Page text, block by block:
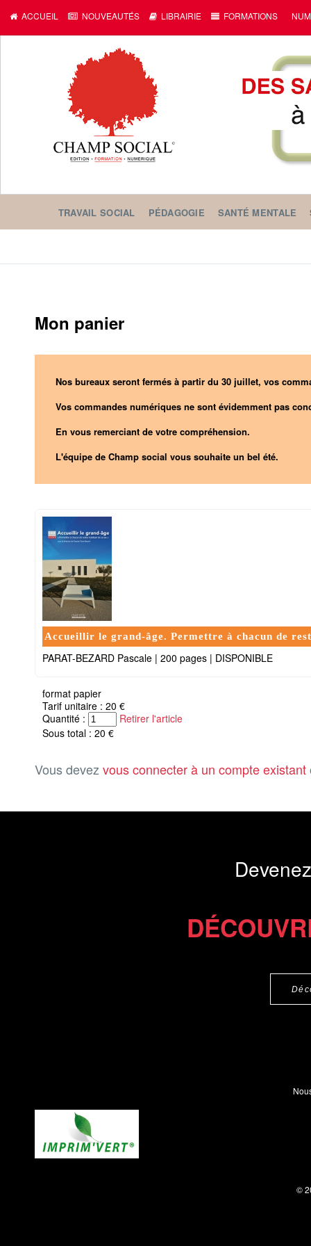
ACCUEIL NOUVEAUTÉS LIBRAIRIE FORMATIONS
TRAVAIL SOCIAL PÉDAGOGIE SANTÉ MENTALE
Mon panier
Nos bureaux seront fermés à partir du 30 juillet, vos
Vos commandes numériques ne sont évidemment pas
En vous remerciant de votre compréhension.
L'équipe de Champ social vous souhaite un bel été.
Accueillir le grand-âge. Permettre à chacun de
PARAT-BEZARD Pascale | 200 pages | DISPONIBLE
format papier
Tarif unitaire : 20 €
Quantité :
Retirer l'article
Sous total : 20 €
Vous devez vous connecter à un compte existant
©